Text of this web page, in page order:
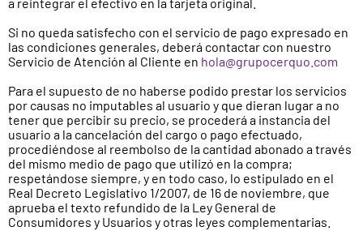
Si no queda satisfecho con el servicio de pago expresado en
las condiciones generales, deberá contactar con nuestro
Servicio de Atención al Cliente en hola@grupocerquo.com
Para el supuesto de no haberse podido prestar los servicios
por causas no imputables al usuario y que dieran lugar a no
tener que percibir su precio, se procederá a instancia del
usuario a la cancelación del cargo o pago efectuado,
procediéndose al reembolso de la cantidad abonado a través
del mismo medio de pago que utilizó en la compra;
respetándose siempre, y en todo caso, lo estipulado en el
Real Decreto Legislativo 1/2007, de 16 de noviembre, que
aprueba el texto refundido de la Ley General de
Consumidores y Usuarios y otras leyes complementarias.